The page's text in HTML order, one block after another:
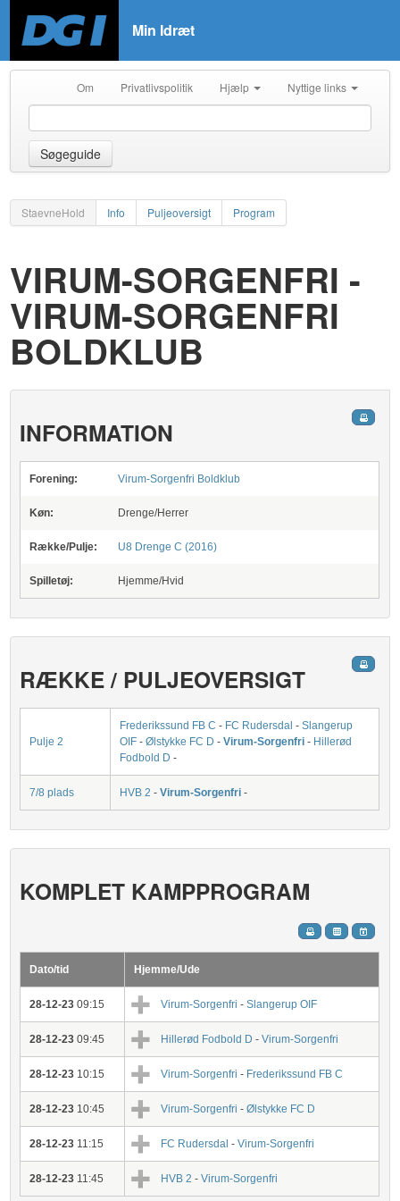
Min Idræt
Om Privatlivspolitik Hjælp Nyttige links
Søgeguide
StaevneHold Info Puljeoversigt Program
VIRUM-SORGENFRI -
VIRUM-SORGENFRI
BOLDKLUB
INFORMATION
Forening: Virum-Sorgenfri Boldklub
Køn: Drenge/Herrer
Række/Pulje: U8 Drenge C (2016)
Spilletøj: Hjemme/Hvid
RÆKKE / PULJEOVERSIGT
Pulje 2
Frederikssund FB C - FC Rudersdal -Slangerup
OIF -Ølstykke FC D -Virum-Sorgenfri - Hillerød
Fodbold D -
7/8 plads HVB 2 -Virum-Sorgenfri -
KOMPLET KAMPPROGRAM
Dato/tid Hjemme/Ude
28-12-23 09:15 Virum-Sorgenfri -Slangerup OIF
28-12-23 09:45 Hillerød Fodbold D -Virum-Sorgenfri
28-12-23 10:15 Virum-Sorgenfri - Frederikssund FB C
28-12-23 10:45 Virum-Sorgenfri -Ølstykke FC D
28-12-23 11:15 FC Rudersdal -Virum-Sorgenfri
28-12-23 11:45 HVB 2 -Virum-Sorgenfri